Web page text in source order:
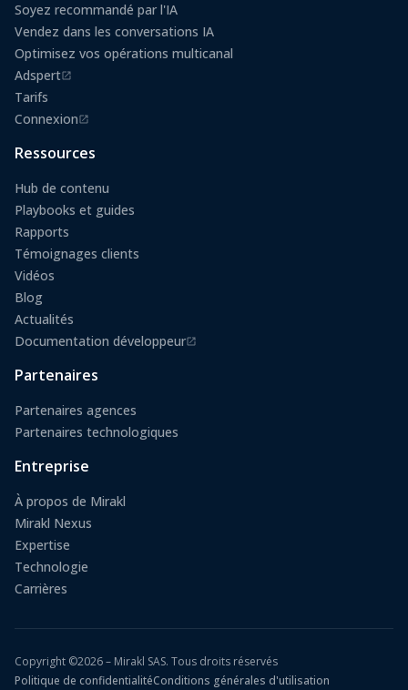
Soyez recommandé par l'IA
Vendez dans les conversations IA
Optimisez vos opérations multicanal
Adspert
(s'ouvre dans un nouvel onglet)
Tarifs
Connexion
(s'ouvre dans un nouvel onglet)
Ressources
Hub de contenu
Playbooks et guides
Rapports
Témoignages clients
Vidéos
Blog
Actualités
Documentation développeur
(s'ouvre dans un nouvel onglet)
Partenaires
Partenaires agences
Partenaires technologiques
Entreprise
À propos de Mirakl
Mirakl Nexus
Expertise
Technologie
Carrières
Copyright ©2026 – Mirakl SAS. Tous droits réservés
Politique de confidentialitéConditions générales d'utilisation